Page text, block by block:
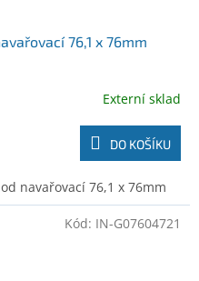
76,1 x 76mm
Externí sklad
DO KOŠÍKU
navařovací 76,1 x 76mm
Kód: IN-G07604721